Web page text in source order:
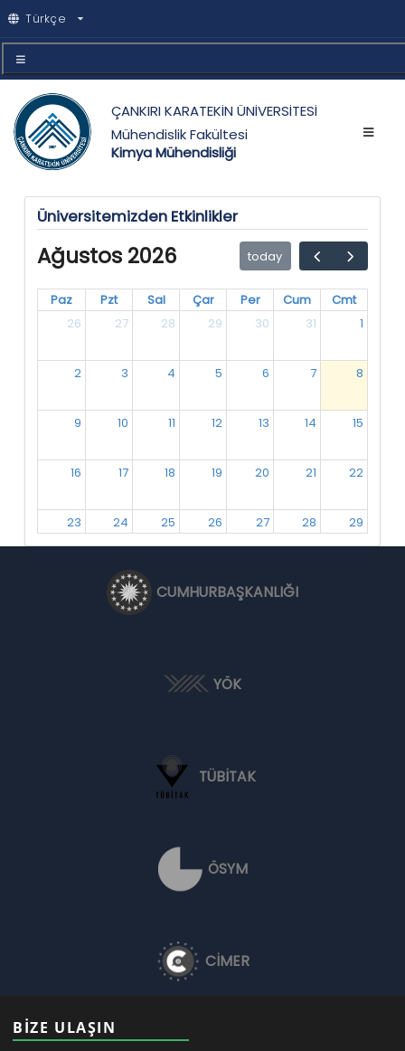
Türkçe
ÇANKIRI KARATEKİN ÜNİVERSİTESİ
Mühendislik Fakültesi
Kimya Mühendisliği
Üniversitemizden Etkinlikler
Ağustos 2026 today
Paz Pzt Sal Çar Per Cum
Cmt
26
27 28 29 30 31 1
2 3 4 5 6 7 8
9 10 11 12 13 14 15
16 17 18 19 20 21 22
23 24 25 26 27 28 29
31
CUMHURBAŞKANLIĞI
YÖK
TÜBİTAK
ÖSYM
CİMER
BİZE ULAŞIN